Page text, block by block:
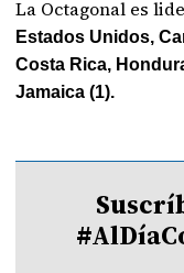
La Octagonal es
Estados Unidos,
Costa Rica,
Jamaica (1).